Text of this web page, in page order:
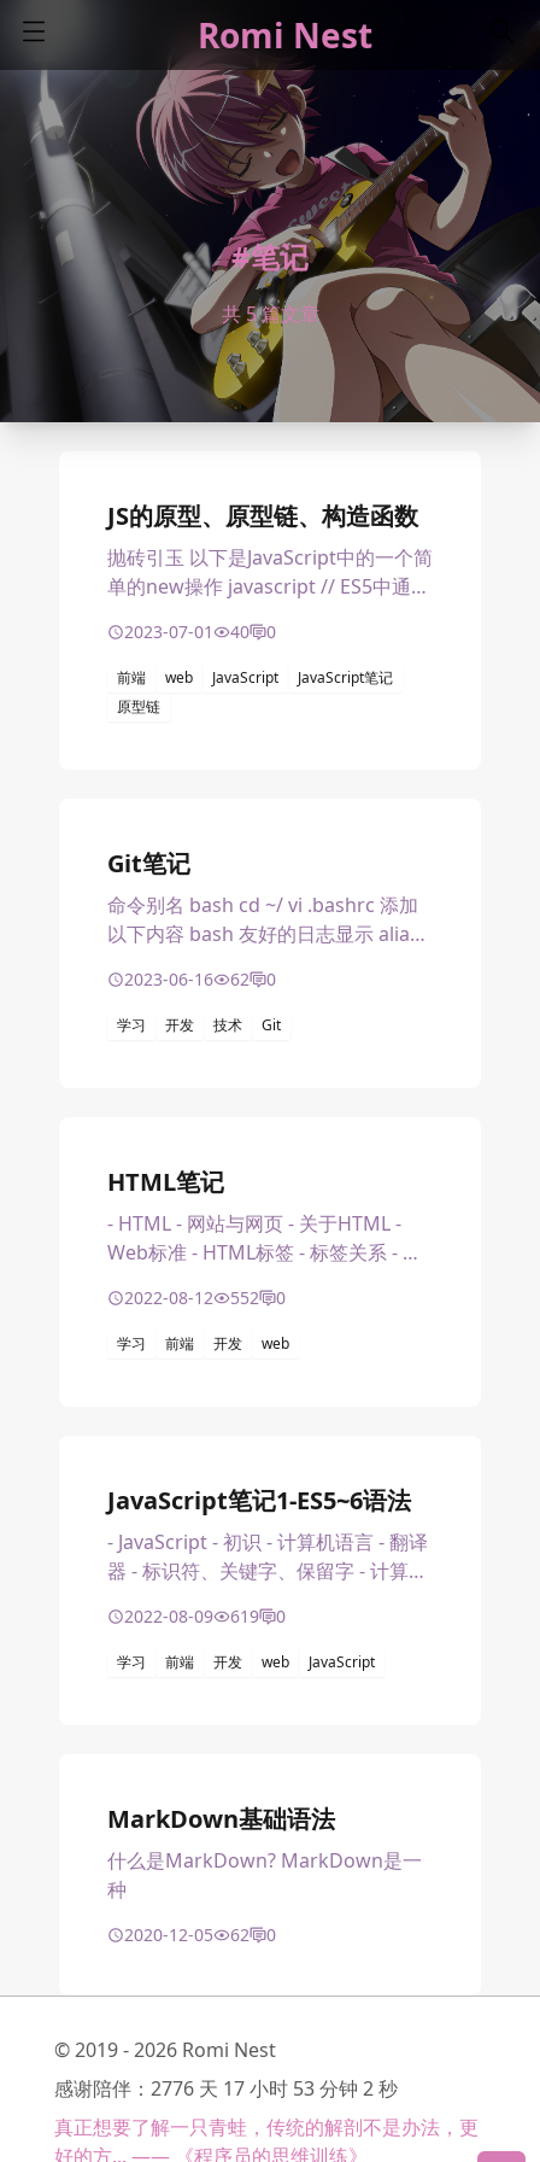
Romi Nest
#笔记
共 5 篇文章
JS的原型、原型链、构造函数
抛砖引玉 以下是JavaScript中的一个简
单的new操作 javascript // ES5中通过
2023-07-01 40 0
前端 web JavaScript
JavaScript笔记
原型链
Git笔记
命令别名 bash cd ~/ vi .bashrc 添加
以下内容 bash 友好的日志显示 alias
2023-06-16 62 0
学习 开发 技术 Git
HTML笔记
- HTML - 网站与网页 - 关于HTML -
Web标准 - HTML标签 - 标签关系 - 基
2022-08-12 552 0
学习 前端 开发 web
JavaScript笔记1-ES5~6语法
- JavaScript - 初识 - 计算机语言 - 翻译
器 - 标识符、关键字、保留字 - 计算机
2022-08-09 619 0
学习 前端 开发 web JavaScript
MarkDown基础语法
什么是MarkDown? MarkDown是一
种
2020-12-05 62 0
© 2019 - 2026 Romi Nest
感谢陪伴：2776 天 17 小时 53 分钟 2 秒
真正想要了解一只青蛙，传统的解剖不是办法，更
好的方... —— 《程序员的思维训练》